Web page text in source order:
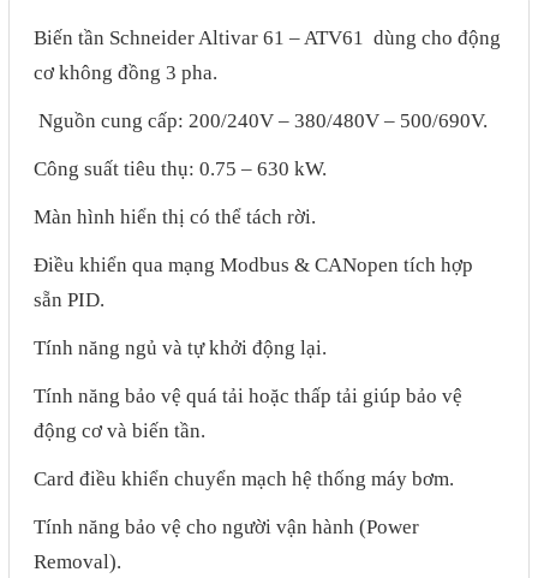
Biến tần Schneider Altivar 61 – ATV61 dùng cho động
cơ không đồng 3 pha.
Nguồn cung cấp: 200/240V – 380/480V – 500/690V.
Công suất tiêu thụ: 0.75 – 630 kW.
Màn hình hiển thị có thể tách rời.
Điều khiển qua mạng Modbus & CANopen tích hợp
sẵn PID.
Tính năng ngủ và tự khởi động lại.
Tính năng bảo vệ quá tải hoặc thấp tải giúp bảo vệ
động cơ và biến tần.
Card điều khiển chuyển mạch hệ thống máy bơm.
Tính năng bảo vệ cho người vận hành (Power
Removal).
Máy tính công nghiệp
Motor Servo / Driver Servo
Cáp lập trình PLC - HMI -
Servo
Bộ đếm - Bộ hẹn giờ